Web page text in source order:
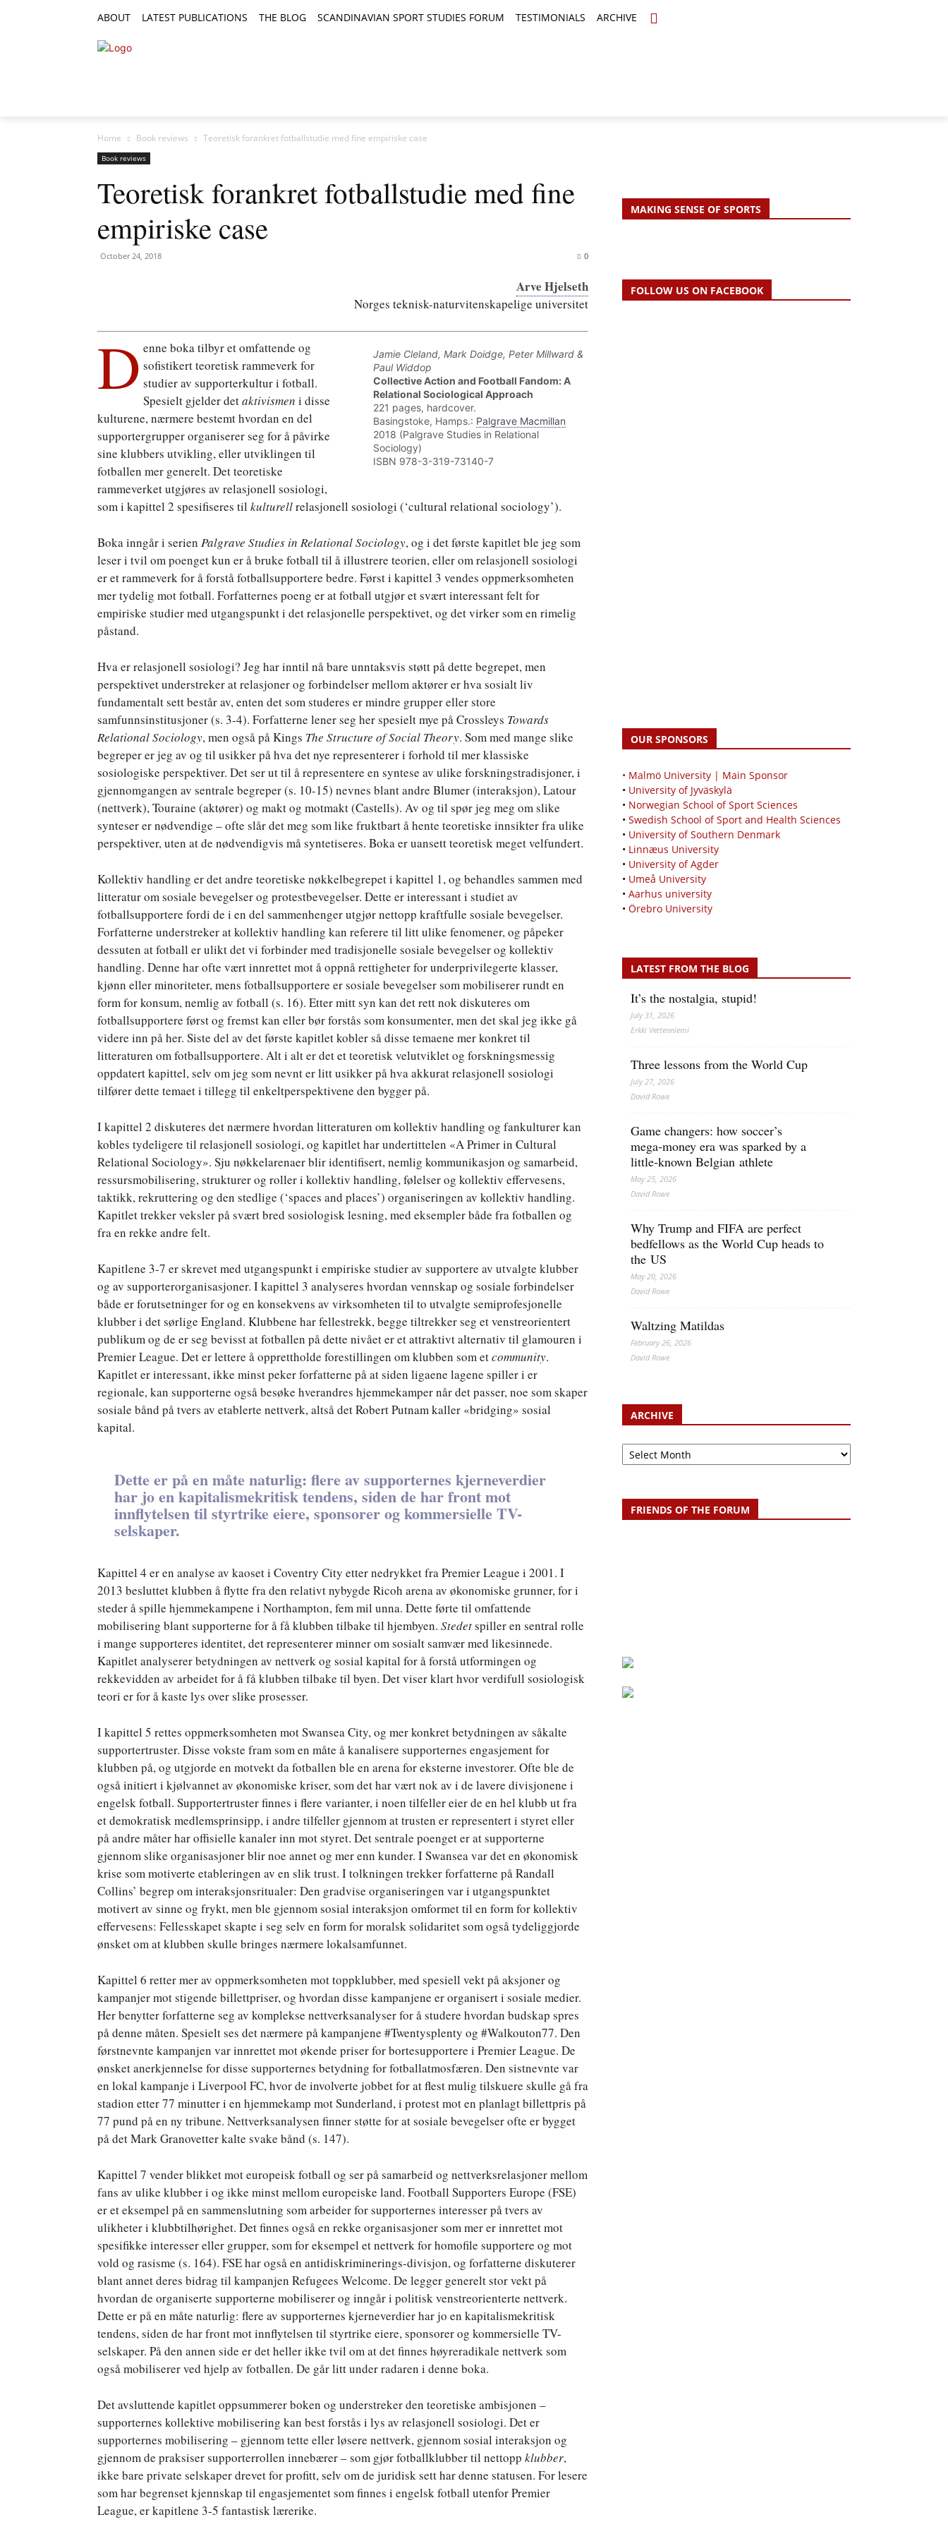
ABOUT LATEST PUBLICATIONS THE BLOG SCANDINAVIAN SPORT STUDIES FORUM TESTIMONIALS ARCHIVE
Home Book reviews Teoretisk forankret fotballstudie med fine empiriske case
Book reviews
Teoretisk forankret fotballstudie med fine
empiriske case
October 24, 2018 0
Arve Hjelseth
Norges teknisk-naturvitenskapelige universitet
Jamie Cleland, Mark Doidge, Peter Millward &
Paul Widdop
Collective Action and Football Fandom: A
Relational Sociological Approach
221 pages, hardcover.
Basingstoke, Hamps.: Palgrave Macmillan
2018 (Palgrave Studies in Relational
Sociology)
ISBN 978-3-319-73140-7
D enne boka tilbyr et omfattende og
sofistikert teoretisk rammeverk for
studier av supporterkultur i fotball.
Spesielt gjelder detaktivismeni disse
kulturene, nærmere bestemt hvordan en del
supportergrupper organiserer seg for å påvirke
sine klubbers utvikling, eller utviklingen til
fotballen mer generelt. Det teoretiske
rammeverket utgjøres av relasjonell sosiologi,
som i kapittel 2 spesifiseres til kulturellrelasjonell sosiologi (‘cultural relational sociology’).
Boka inngår i serien Palgrave Studies in Relational Sociology, og i det første kapitlet ble jeg som
leser i tvil om poenget kun er å bruke fotball til å illustrere teorien, eller om relasjonell sosiologi
er et rammeverk for å forstå fotballsupportere bedre. Først i kapittel 3 vendes oppmerksomheten
mer tydelig mot fotball. Forfatternes poeng er at fotball utgjør et svært interessant felt for
empiriske studier med utgangspunkt i det relasjonelle perspektivet, og det virker som en rimelig
påstand.
Hva er relasjonell sosiologi? Jeg har inntil nå bare unntaksvis støtt på dette begrepet, men
perspektivet understreker at relasjoner og forbindelser mellom aktører er hva sosialt liv
fundamentalt sett består av, enten det som studeres er mindre grupper eller store
samfunnsinstitusjoner (s. 3-4). Forfatterne lener seg her spesielt mye på Crossleys Towards
Relational Sociology, men også på Kings The Structure of Social Theory. Som med mange slike
begreper er jeg av og til usikker på hva det nye representerer i forhold til mer klassiske
sosiologiske perspektiver. Det ser ut til å representere en syntese av ulike forskningstradisjoner, i
gjennomgangen av sentrale begreper (s. 10-15) nevnes blant andre Blumer (interaksjon), Latour
(nettverk), Touraine (aktører) og makt og motmakt (Castells). Av og til spør jeg meg om slike
synteser er nødvendige – ofte slår det meg som like fruktbart å hente teoretiske innsikter fra ulike
perspektiver, uten at de nødvendigvis må syntetiseres. Boka er uansett teoretisk meget velfundert.
Kollektiv handling er det andre teoretiske nøkkelbegrepet i kapittel 1, og behandles sammen med
litteratur om sosiale bevegelser og protestbevegelser. Dette er interessant i studiet av
fotballsupportere fordi de i en del sammenhenger utgjør nettopp kraftfulle sosiale bevegelser.
Forfatterne understreker at kollektiv handling kan referere til litt ulike fenomener, og påpeker
dessuten at fotball er ulikt det vi forbinder med tradisjonelle sosiale bevegelser og kollektiv
handling. Denne har ofte vært innrettet mot å oppnå rettigheter for underprivilegerte klasser,
kjønn eller minoriteter, mens fotballsupportere er sosiale bevegelser som mobiliserer rundt en
form for konsum, nemlig av fotball (s. 16). Etter mitt syn kan det rett nok diskuteres om
fotballsupportere først og fremst kan eller bør forstås som konsumenter, men det skal jeg ikke gå
videre inn på her. Siste del av det første kapitlet kobler så disse temaene mer konkret til
litteraturen om fotballsupportere. Alt i alt er det et teoretisk velutviklet og forskningsmessig
oppdatert kapittel, selv om jeg som nevnt er litt usikker på hva akkurat relasjonell sosiologi
tilfører dette temaet i tillegg til enkeltperspektivene den bygger på.
I kapittel 2 diskuteres det nærmere hvordan litteraturen om kollektiv handling og fankulturer kan
kobles tydeligere til relasjonell sosiologi, og kapitlet har undertittelen «A Primer in Cultural
Relational Sociology». Sju nøkkelarenaer blir identifisert, nemlig kommunikasjon og samarbeid,
ressursmobilisering, strukturer og roller i kollektiv handling, følelser og kollektiv effervesens,
taktikk, rekruttering og den stedlige (‘spaces and places’) organiseringen av kollektiv handling.
Kapitlet trekker veksler på svært bred sosiologisk lesning, med eksempler både fra fotballen og
fra en rekke andre felt.
Kapitlene 3-7 er skrevet med utgangspunkt i empiriske studier av supportere av utvalgte klubber
og av supporterorganisasjoner. I kapittel 3 analyseres hvordan vennskap og sosiale forbindelser
både er forutsetninger for og en konsekvens av virksomheten til to utvalgte semiprofesjonelle
klubber i det sørlige England. Klubbene har fellestrekk, begge tiltrekker seg et venstreorientert
publikum og de er seg bevisst at fotballen på dette nivået er et attraktivt alternativ til glamouren i
Premier League. Det er lettere å opprettholde forestillingen om klubben som etcommunity.
Kapitlet er interessant, ikke minst peker forfatterne på at siden ligaene lagene spiller i er
regionale, kan supporterne også besøke hverandres hjemmekamper når det passer, noe som skaper
sosiale bånd på tvers av etablerte nettverk, altså det Robert Putnam kaller «bridging» sosial
kapital.
Dette er på en måte naturlig: flere av supporternes kjerneverdier
har jo en kapitalismekritisk tendens, siden de har front mot
innflytelsen til styrtrike eiere, sponsorer og kommersielle TV-
selskaper.
Kapittel 4 er en analyse av kaoset i Coventry City etter nedrykket fra Premier League i 2001. I
2013 besluttet klubben å flytte fra den relativt nybygde Ricoh arena av økonomiske grunner, for i
steder å spille hjemmekampene i Northampton, fem mil unna. Dette førte til omfattende
mobilisering blant supporterne for å få klubben tilbake til hjembyen. Stedetspiller en sentral rolle
i mange supporteres identitet, det representerer minner om sosialt samvær med likesinnede.
Kapitlet analyserer betydningen av nettverk og sosial kapital for å forstå utformingen og
rekkevidden av arbeidet for å få klubben tilbake til byen. Det viser klart hvor verdifull sosiologisk
teori er for å kaste lys over slike prosesser.
I kapittel 5 rettes oppmerksomheten mot Swansea City, og mer konkret betydningen av såkalte
supportertruster. Disse vokste fram som en måte å kanalisere supporternes engasjement for
klubben på, og utgjorde en motvekt da fotballen ble en arena for eksterne investorer. Ofte ble de
også initiert i kjølvannet av økonomiske kriser, som det har vært nok av i de lavere divisjonene i
engelsk fotball. Supportertruster finnes i flere varianter, i noen tilfeller eier de en hel klubb ut fra
et demokratisk medlemsprinsipp, i andre tilfeller gjennom at trusten er representert i styret eller
på andre måter har offisielle kanaler inn mot styret. Det sentrale poenget er at supporterne
gjennom slike organisasjoner blir noe annet og mer enn kunder. I Swansea var det en økonomisk
krise som motiverte etableringen av en slik trust. I tolkningen trekker forfatterne på Randall
Collins’ begrep om interaksjonsritualer: Den gradvise organiseringen var i utgangspunktet
motivert av sinne og frykt, men ble gjennom sosial interaksjon omformet til en form for kollektiv
effervesens: Fellesskapet skapte i seg selv en form for moralsk solidaritet som også tydeliggjorde
ønsket om at klubben skulle bringes nærmere lokalsamfunnet.
Kapittel 6 retter mer av oppmerksomheten mot toppklubber, med spesiell vekt på aksjoner og
kampanjer mot stigende billettpriser, og hvordan disse kampanjene er organisert i sosiale medier.
Her benytter forfatterne seg av komplekse nettverksanalyser for å studere hvordan budskap spres
på denne måten. Spesielt ses det nærmere på kampanjene #Twentysplenty og #Walkouton77. Den
førstnevnte kampanjen var innrettet mot økende priser for bortesupportere i Premier League. De
ønsket anerkjennelse for disse supporternes betydning for fotballatmosfæren. Den sistnevnte var
en lokal kampanje i Liverpool FC, hvor de involverte jobbet for at flest mulig tilskuere skulle gå fra
stadion etter 77 minutter i en hjemmekamp mot Sunderland, i protest mot en planlagt billettpris på
77 pund på en ny tribune. Nettverksanalysen finner støtte for at sosiale bevegelser ofte er bygget
på det Mark Granovetter kalte svake bånd (s. 147).
Kapittel 7 vender blikket mot europeisk fotball og ser på samarbeid og nettverksrelasjoner mellom
fans av ulike klubber i og ikke minst mellom europeiske land. Football Supporters Europe (FSE)
er et eksempel på en sammenslutning som arbeider for supporternes interesser på tvers av
ulikheter i klubbtilhørighet. Det finnes også en rekke organisasjoner som mer er innrettet mot
spesifikke interesser eller grupper, som for eksempel et nettverk for homofile supportere og mot
vold og rasisme (s. 164). FSE har også en antidiskriminerings-divisjon, og forfatterne diskuterer
blant annet deres bidrag til kampanjen Refugees Welcome. De legger generelt stor vekt på
hvordan de organiserte supporterne mobiliserer og inngår i politisk venstreorienterte nettverk.
Dette er på en måte naturlig: flere av supporternes kjerneverdier har jo en kapitalismekritisk
tendens, siden de har front mot innflytelsen til styrtrike eiere, sponsorer og kommersielle TV-
selskaper. På den annen side er det heller ikke tvil om at det finnes høyreradikale nettverk som
også mobiliserer ved hjelp av fotballen. De går litt under radaren i denne boka.
Det avsluttende kapitlet oppsummerer boken og understreker den teoretiske ambisjonen –
supporternes kollektive mobilisering kan best forstås i lys av relasjonell sosiologi. Det er
supporternes mobilisering – gjennom tette eller løsere nettverk, gjennom sosial interaksjon og
gjennom de praksiser supporterrollen innebærer – som gjør fotballklubber til nettopp klubber,
ikke bare private selskaper drevet for profitt, selv om de juridisk sett har denne statusen. For lesere
som har begrenset kjennskap til engasjementet som finnes i engelsk fotball utenfor Premier
League, er kapitlene 3-5 fantastisk lærerike.
MAKING SENSE OF SPORTS
FOLLOW US ON FACEBOOK
OUR SPONSORS
• Malmö University | Main Sponsor
• University of Jyväskylä
• Norwegian School of Sport Sciences
• Swedish School of Sport and Health Sciences
• University of Southern Denmark
• Linnæus University
• University of Agder
• Umeå University
• Aarhus university
• Örebro University
LATEST FROM THE BLOG
It’s the nostalgia, stupid!
July 31, 2026
Erkki Vetten­­niemi
Three lessons from the World Cup
July 27, 2026
David Rowe
Game changers: how soccer’s
mega‑money era was sparked by a
little‑known Belgian athlete
May 25, 2026
David Rowe
Why Trump and FIFA are perfect
bedfellows as the World Cup heads to
the US
May 20, 2026
David Rowe
Waltzing Matildas
February 26, 2026
David Rowe
ARCHIVE
Archive
FRIENDS OF THE FORUM